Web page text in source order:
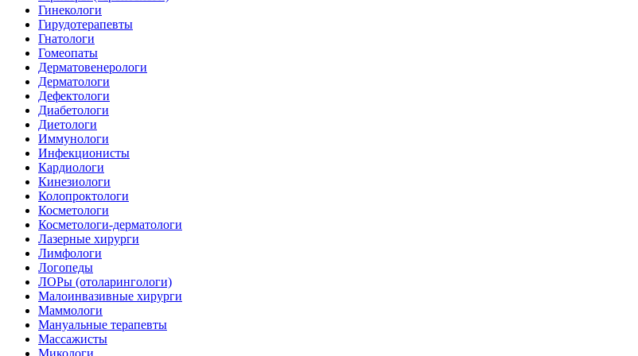
Гинекологи
Гирудотерапевты
Гнатологи
Гомеопаты
Дерматовенерологи
Дерматологи
Дефектологи
Диабетологи
Диетологи
Иммунологи
Инфекционисты
Кардиологи
Кинезиологи
Колопроктологи
Косметологи
Косметологи-дерматологи
Лазерные хирурги
Лимфологи
Логопеды
ЛОРы (отоларингологи)
Малоинвазивные хирурги
Маммологи
Мануальные терапевты
Массажисты
Микологи